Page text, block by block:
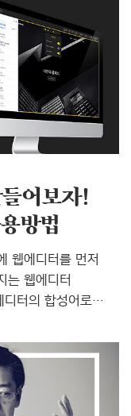
일매일의 일상과
다. 이에 주목하며
(分野)’로서의
는 하나의
합니다. 디자이너
모두를 아우르는
. 이 같은 방향성은
어보자!
방법
웹에디터를 먼저
는 웹에디터
디터의 합성어로
단어가 붙으면서
저상에서 에디터
페이지는 이러한
리티의 홈페이지를